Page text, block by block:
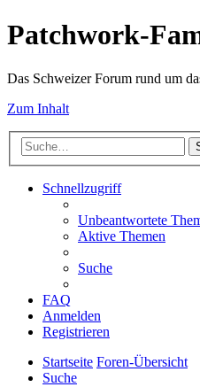
Patchwork-
Das Schweizer Forum rund um
Zum Inhalt
Schnellzugriff
Unbeantwortete
Aktive Themen
Suche
FAQ
Anmelden
Registrieren
Startseite Foren-Übersicht
Suche